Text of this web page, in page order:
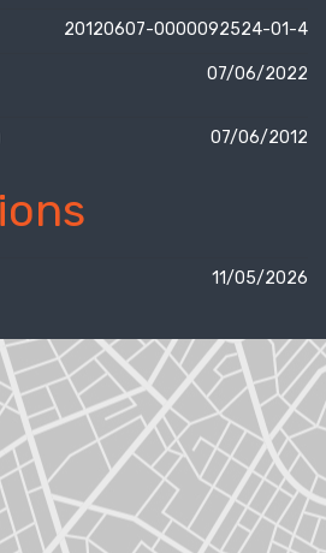
20120607-0000092524-01-4
07/06/2022
07/06/2012
11/05/2026